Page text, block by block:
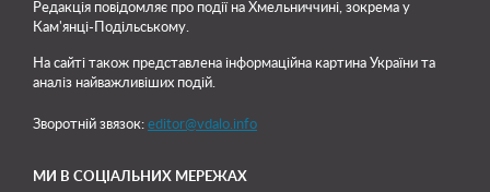
Редакція повідомляє про події на Хмельниччині, зокрема у
Кам'янці-Подільському.
На сайті також представлена інформаційна картина України та
аналіз найважливіших подій.
Зворотній звязок: editor@vdalo.info
МИ В СОЦІАЛЬНИХ МЕРЕЖАХ